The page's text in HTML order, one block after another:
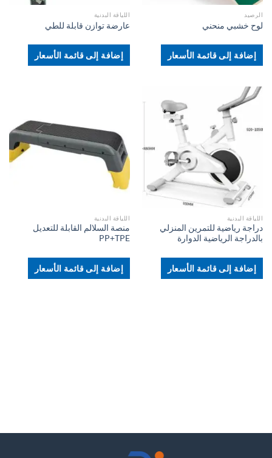
الرصيد
لوح خشبي منحني
إضافة إلى قائمة الأسعار
اللياقة البدنية
عارضة توازن قابلة للطي
إضافة إلى قائمة الأسعار
اللياقة البدنية
دراجة رياضية للتمرين المنزلي
بالدراجة الرياضية الدوارة
إضافة إلى قائمة الأسعار
اللياقة البدنية
منصة السلالم القابلة للتعديل
PP+TPE
إضافة إلى قائمة الأسعار